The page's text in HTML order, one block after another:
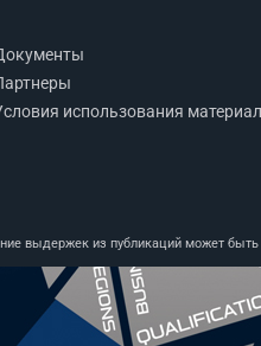
использования
выдержек из публикаций может